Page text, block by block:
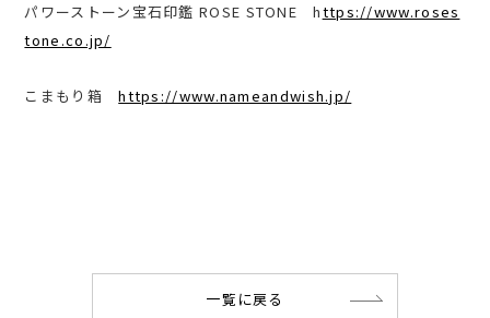
パワーストーン宝石印鑑 ROSE STONE https://www.roses
tone.co.jp/
こまもり箱https://www.nameandwish.jp/
一覧に戻る